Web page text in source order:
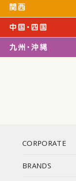
CORPORATE
BRANDS